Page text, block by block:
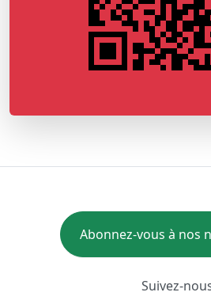
Abonnez-vous à nos
Suivez-